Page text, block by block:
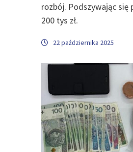
rozbój. Podszywając
200 tys zł.
22 października 2025